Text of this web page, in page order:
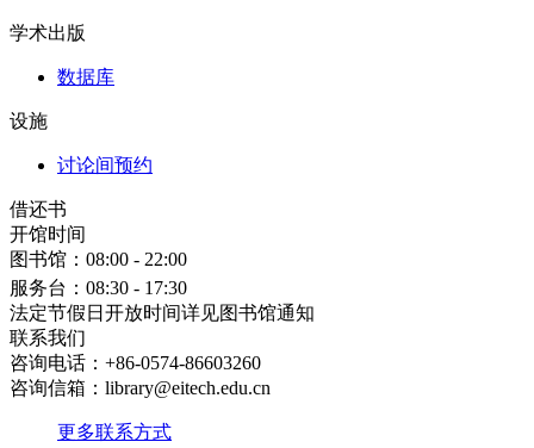
学术出版
数据库
设施
讨论间预约
借还书
开馆时间
图书馆： 08:00 - 22:00
服务台： 08:30 - 17:30
法定节假日开放时间详见图书馆通知
联系我们
咨询电话：+86-0574-86603260
咨询信箱：library@eitech.edu.cn
更多联系方式